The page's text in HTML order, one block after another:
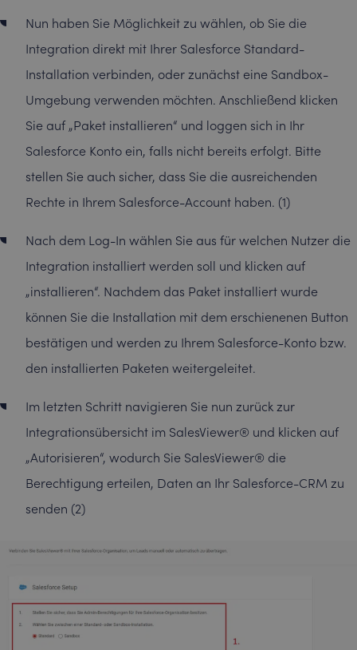
Nun haben Sie Möglichkeit zu wählen, ob Sie die
Integration direkt mit Ihrer Salesforce Standard-
Installation verbinden, oder zunächst eine Sandbox-
Umgebung verwenden möchten. Anschließend klicken
Sie auf „Paket installieren“ und loggen sich in Ihr
Salesforce Konto ein, falls nicht bereits erfolgt. Bitte
stellen Sie auch sicher, dass Sie die ausreichenden
Rechte in Ihrem Salesforce-Account haben. (1)
Nach dem Log-In wählen Sie aus für welchen Nutzer die
Integration installiert werden soll und klicken auf
„installieren“. Nachdem das Paket installiert wurde
können Sie die Installation mit dem erschienenen Button
bestätigen und werden zu Ihrem Salesforce-Konto bzw.
den installierten Paketen weitergeleitet.
Im letzten Schritt navigieren Sie nun zurück zur
Integrationsübersicht im SalesViewer® und klicken auf
„Autorisieren“, wodurch Sie SalesViewer® die
Berechtigung erteilen, Daten an Ihr Salesforce-CRM zu
senden (2)